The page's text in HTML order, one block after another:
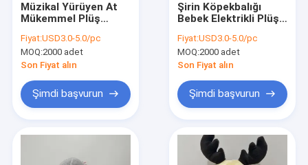
Haberler
Tüm servis talepleri
Müzikal Yürüyen At
Mükemmel Plüş
Denetim Fabrikası
Plüş Oyuncağı
Fiyat:USD3.0-5.0/pc
MOQ:2000 adet
Son Fiyat alın
Şimdi başvurun
Şirin Köpekbalığı
Bebek Elektrikli Plüş
Şarkı Söyler ve Işıklar
Fiyat:USD3.0-5.0/pc
MOQ:2000 adet
Son Fiyat alın
Şimdi başvurun